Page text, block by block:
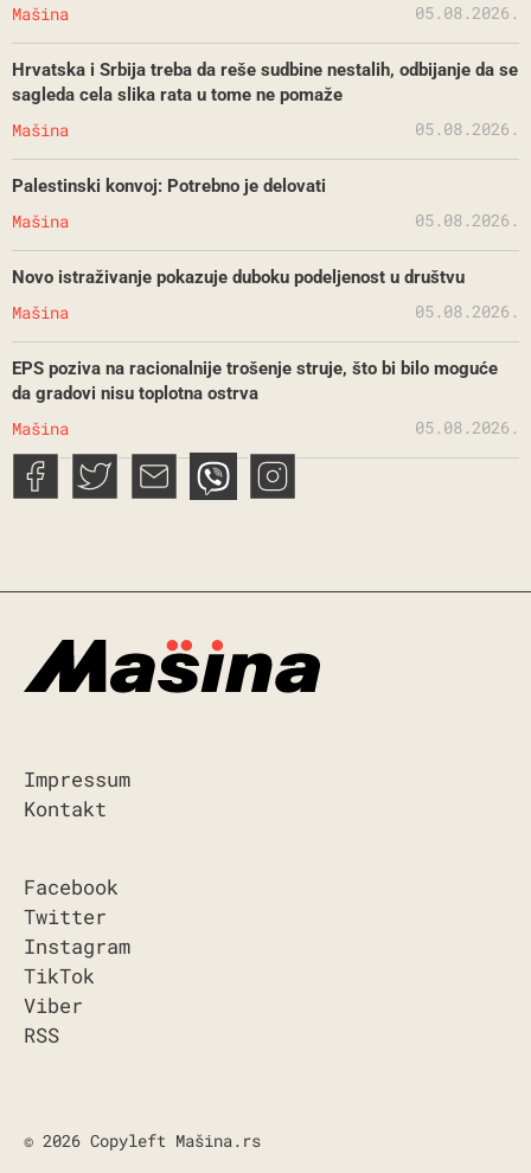
Mašina 05.08.2026.
Hrvatska i Srbija treba da reše sudbine nestalih, odbijanje da se
sagleda cela slika rata u tome ne pomaže
Mašina 05.08.2026.
Palestinski konvoj: Potrebno je delovati
Mašina 05.08.2026.
Novo istraživanje pokazuje duboku podeljenost u društvu
Mašina 05.08.2026.
EPS poziva na racionalnije trošenje struje, što bi bilo moguće
da gradovi nisu toplotna ostrva
Mašina 05.08.2026.
Impressum
Kontakt
Facebook
Twitter
Instagram
TikTok
Viber
RSS
© 2026 Copyleft Mašina.rs